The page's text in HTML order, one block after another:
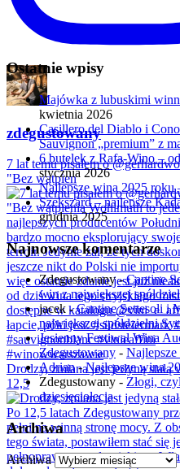
zdegustowany
7 lat temu pisałem o
"Bez wątpien
Drodzy, zmiana jest jedyną stałą
12,5
Ostatnie wpisy
Majówka z lubuskimi
kwietnia 2026
Casillero del Diablo i
Sauvignon „premium” z
6 butelek z Rafa-Wino –
stycznia 2026
Najlepsze wina 2025 roku
Szekszárd – najlepsze
grudnia 2025
Najnowsze komentarze
Zdegustowany-Cantine
win z największej
jacek-Cantine Settesoli i
największej spółdzielni
Jesienny Festiwal Wina
Zdegustowany -
Adrian-Najlepsze wina
Zdegustowany - Złogi,
dziesięciolecia
Archiwa
Archiwa